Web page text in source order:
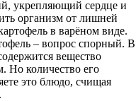
укрепляющий сердце и
организм от лишней
в варёном виде.
– вопрос спорный. В
вещество
Но количество его
это блюдо, счищая